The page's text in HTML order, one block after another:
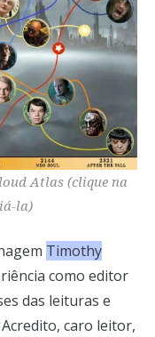
Atlas(clique na
la)
Timothy
como editor
das leituras e
caro leitor,